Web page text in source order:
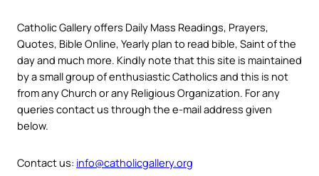
Catholic Gallery offers Daily Mass Readings, Prayers,
Quotes, Bible Online, Yearly plan to read bible, Saint of the
day and much more. Kindly note that this site is maintained
by a small group of enthusiastic Catholics and this is not
from any Church or any Religious Organization. For any
queries contact us through the e-mail address given
below.
Contact us: info@catholicgallery.org